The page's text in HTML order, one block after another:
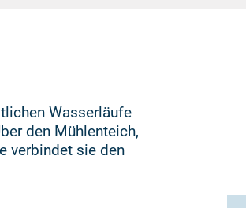
Wasserläufe
den Mühlenteich,
verbindet sie den